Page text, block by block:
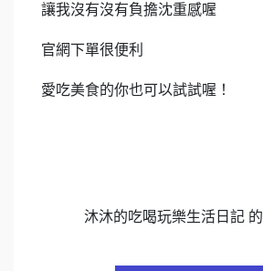
讓我沒有沒有負擔沈重感喔
官網下單很便利
愛吃美食的你也可以試試喔！
沐沐的吃喝玩樂生活日記 的